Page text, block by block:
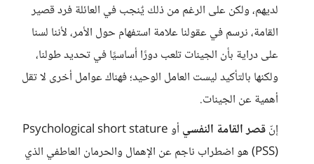
لديهم، ولكن على الرغم من ذلك يٌنجب في العائلة فرد قصير
القامة، نرسم في عقولنا علامة استفهام حول الأمر، لأننا لسنا
على دراية بأن الجينات تلعب دورًا أساسيًا في تحديد طولنا،
ولكنها بالتأكيد ليست العامل الوحيد؛ فهناك عوامل أخرى لا تقل
أهمية عن الجينات.
إنّقصر القامة النفسي
أو Psychological short stature
(PSS) هو اضطراب ناجم عن الإهمال والحرمان العاطفي الذي